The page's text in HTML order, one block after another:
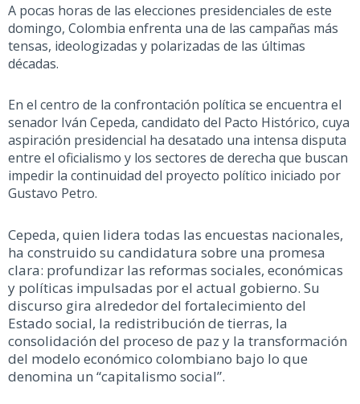
A pocas horas de las elecciones presidenciales de este
domingo, Colombia enfrenta una de las campañas más
tensas, ideologizadas y polarizadas de las últimas
décadas.
En el centro de la confrontación política se encuentra el
senador Iván Cepeda, candidato del Pacto Histórico, cuya
aspiración presidencial ha desatado una intensa disputa
entre el oficialismo y los sectores de derecha que buscan
impedir la continuidad del proyecto político iniciado por
Gustavo Petro.
Cepeda, quien lidera todas las encuestas nacionales,
ha construido su candidatura sobre una promesa
clara: profundizar las reformas sociales, económicas
y políticas impulsadas por el actual gobierno. Su
discurso gira alrededor del fortalecimiento del
Estado social, la redistribución de tierras, la
consolidación del proceso de paz y la transformación
del modelo económico colombiano bajo lo que
denomina un “capitalismo social”.